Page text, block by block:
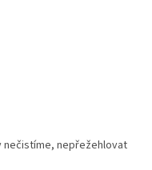
nečistíme, nepřežehlovat